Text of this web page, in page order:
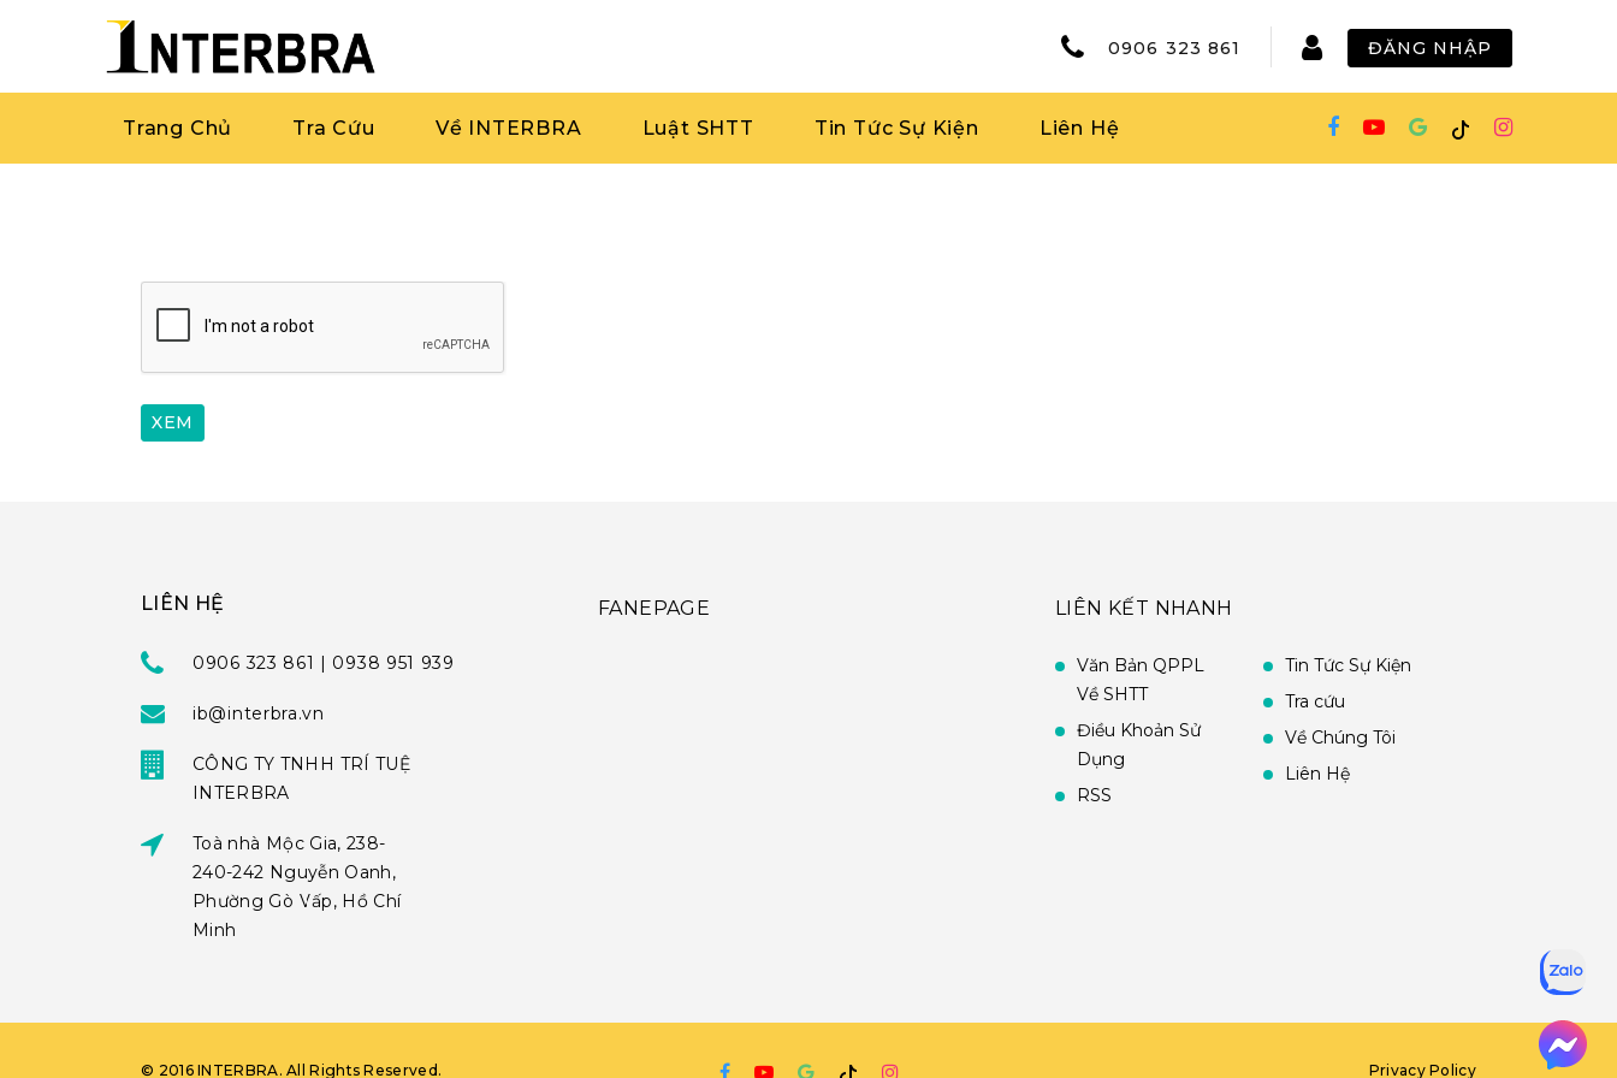
0906 323 861 ĐĂNG NHẬP
Trang Chủ Tra Cứu Về INTERBRA Luật SHTT Tin Tức Sự Kiện Liên Hệ
LIÊN HỆ
0906 323 861 | 0938 951 939
ib@interbra.vn
CÔNG TY TNHH TRÍ TUỆ
INTERBRA
Toà nhà Mộc Gia, 238-
240-242 Nguyễn Oanh,
Phường Gò Vấp, Hồ Chí
Minh
FANEPAGE LIÊN KẾT NHANH
Văn Bản QPPL
Về SHTT
Điều Khoản Sử
Dụng
RSS
Tin Tức Sự Kiện
Tra cứu
Về Chúng Tôi
Liên Hệ
© 2016 INTERBRA. All Rights Reserved. Privacy Policy